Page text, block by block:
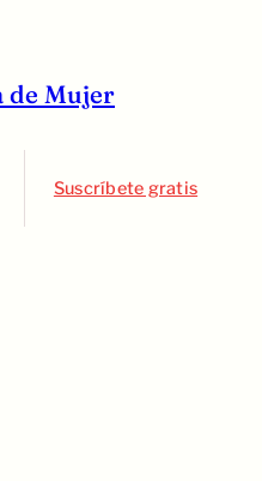
de Mujer
Suscríbete gratis